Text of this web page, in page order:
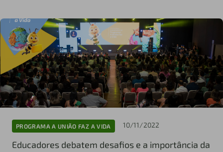
PROGRAMA A UNIÃO FAZ A VIDA 10/11/2022
Educadores debatem desafios e a importância da